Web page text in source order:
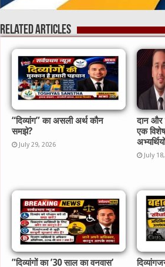
Related Articles
“दिव्यांग” का असली अर्थ कौन
समझे?
July 29, 2026
दान और
एक
July
​”दिव्यांगों का ’30 साल का वनवास’